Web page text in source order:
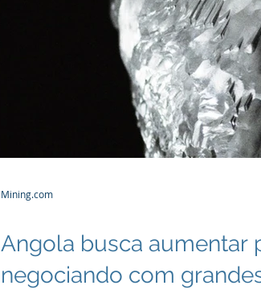
Angola busca aumentar
negociando com
Mining.com